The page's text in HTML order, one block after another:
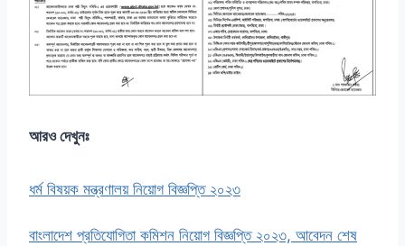
আরও দেখুনঃ
ধর্ম বিষয়ক মন্ত্রণালয় নিয়োগ বিজ্ঞপ্তি ২০২৩
বাংলাদেশ প্রতিযোগিতা কমিশন নিয়োগ বিজ্ঞপ্তি ২০২৩, আবেদন শেষ